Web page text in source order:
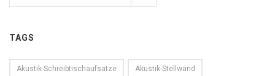
TAGS
Akustik-Schreibtischaufsätze Akustik-Stellwand